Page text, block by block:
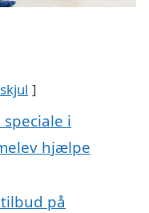
skjul
i
hjælpe
på